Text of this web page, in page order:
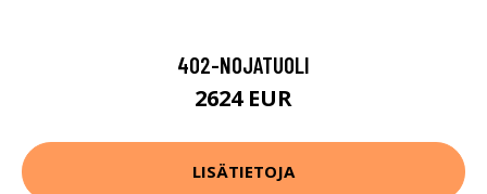
402-NOJATUOLI
2624 EUR
LISÄTIETOJA